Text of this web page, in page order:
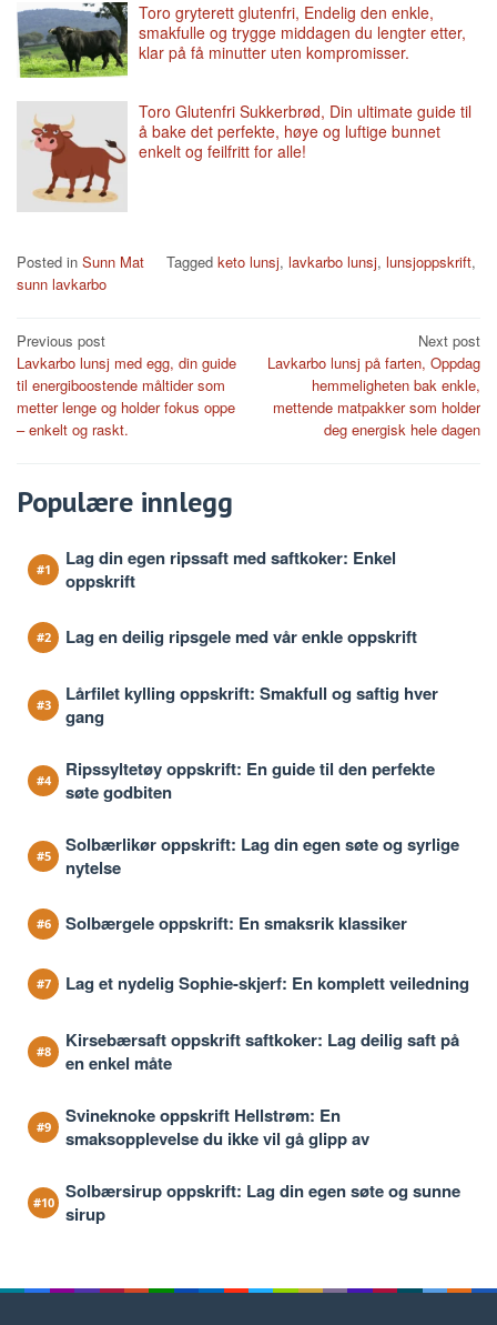
Toro gryterett glutenfri, Endelig den enkle,
smakfulle og trygge middagen du lengter etter,
klar på få minutter uten kompromisser.
Toro Glutenfri Sukkerbrød, Din ultimate guide til
å bake det perfekte, høye og luftige bunnet
enkelt og feilfritt for alle!
Posted in Sunn Mat Tagged keto lunsj, lavkarbo lunsj, lunsjoppskrift,
sunn lavkarbo
Post
navigation
Previous post
Lavkarbo lunsj med egg, din guide
til energiboostende måltider som
metter lenge og holder fokus oppe
– enkelt og raskt.
Next post
Lavkarbo lunsj på farten, Oppdag
hemmeligheten bak enkle,
mettende matpakker som holder
deg energisk hele dagen
Populære innlegg
Lag din egen ripssaft med saftkoker: Enkel
oppskrift
Lag en deilig ripsgele med vår enkle oppskrift
Lårfilet kylling oppskrift: Smakfull og saftig hver
gang
Ripssyltetøy oppskrift: En guide til den perfekte
søte godbiten
Solbærlikør oppskrift: Lag din egen søte og syrlige
nytelse
Solbærgele oppskrift: En smaksrik klassiker
Lag et nydelig Sophie-skjerf: En komplett veiledning
Kirsebærsaft oppskrift saftkoker: Lag deilig saft på
en enkel måte
Svineknoke oppskrift Hellstrøm: En
smaksopplevelse du ikke vil gå glipp av
Solbærsirup oppskrift: Lag din egen søte og sunne
sirup